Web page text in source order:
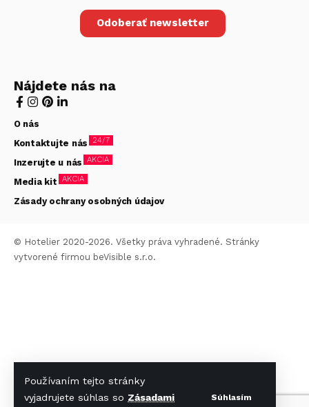
Používaním tejto stránky
vyjadrujete súhlas so Zásadami Súhlasím
Odoberať newsletter
Nájdete nás na
O nás
Kontaktujte nás 24/7
Inzerujte u nás AKCIA
Media kit AKCIA
Zásady ochrany osobných údajov
© Hotelier 2020-2026. Všetky práva vyhradené. Stránky
vytvorené firmou beVisible s.r.o.